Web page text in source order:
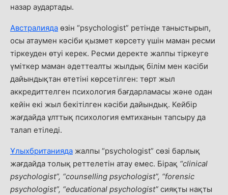
назар аудартады.
Австралияда өзін “psychologist” ретінде таныстырып,
осы атаумен кәсіби қызмет көрсету үшін маман ресми
тіркеуден өтуі керек. Ресми деректе жалпы тіркеуге
үміткер маман әдеттеалты жылдық білім мен кәсіби
дайындықтан өтетіні көрсетілген: төрт жыл
аккредиттелген психология бағдарламасы және одан
кейін екі жыл бекітілген кәсіби дайындық. Кейбір
жағдайда ұлттық психология емтиханын тапсыру да
талап етіледі.
Ұлыхбританияда жалпы “psychologist” сөзі барлық
жағдайда толық реттелетін атау емес. Бірақ “clinical
psychologist”, “counselling psychologist”, “forensic
psychologist”, “educational psychologist” сияқты нақты